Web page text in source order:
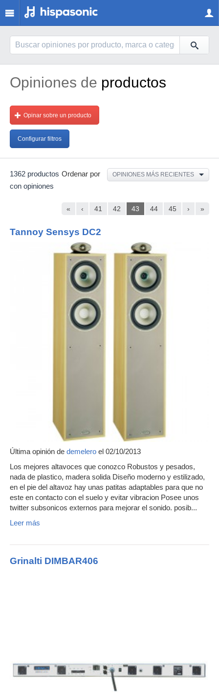
Opiniones de productos
Opinar sobre un producto
Configurar filtros
Ordenar por OPINIONES MÁS RECIENTES
1362 productos
con opiniones
« ‹ 41 42 43 44 45 › »
Tannoy Sensys DC2
Última opinión de demelero el 02/10/2013
Los mejores altavoces que conozco Robustos y pesados,
nada de plastico, madera solida Diseño moderno y estilizado,
en el pie del altavoz hay unas patitas adaptables para que no
este en contacto con el suelo y evitar vibracion Posee unos
twitter subsonicos externos para mejorar el sonido. posib...
Leer más
Grinalti DIMBAR406